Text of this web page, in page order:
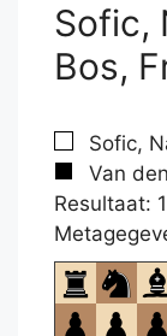
Sofic,
Bos,
Sofic,
Van
Resultaat: